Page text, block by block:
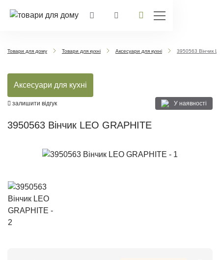
Товари для дому Товари для кухні Аксесуари для кухні 3950563 Вінчик
Аксесуари для кухні
3950563 Вінчик LEO GRAPHITE
залишити відгук У наявності